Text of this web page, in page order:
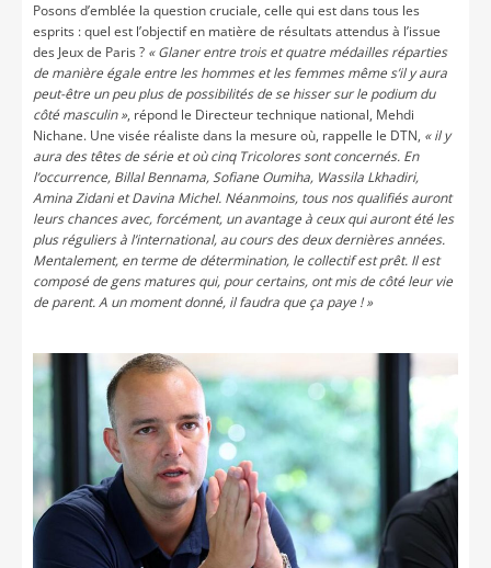
Posons d’emblée la question cruciale, celle qui est dans tous les
esprits : quel est l’objectif en matière de résultats attendus à l’issue
des Jeux de Paris ? « Glaner entre trois et quatre médailles réparties
de manière égale entre les hommes et les femmes même s’il y aura
peut-être un peu plus de possibilités de se hisser sur le podium du
côté masculin », répond le Directeur technique national, Mehdi
Nichane. Une visée réaliste dans la mesure où, rappelle le DTN, « il y
aura des têtes de série et où cinq Tricolores sont concernés. En
l’occurrence, Billal Bennama, Sofiane Oumiha, Wassila Lkhadiri,
Amina Zidani et Davina Michel. Néanmoins, tous nos qualifiés auront
leurs chances avec, forcément, un avantage à ceux qui auront été les
plus réguliers à l’international, au cours des deux dernières années.
Mentalement, en terme de détermination, le collectif est prêt. Il est
composé de gens matures qui, pour certains, ont mis de côté leur vie
de parent. A un moment donné, il faudra que ça paye ! »